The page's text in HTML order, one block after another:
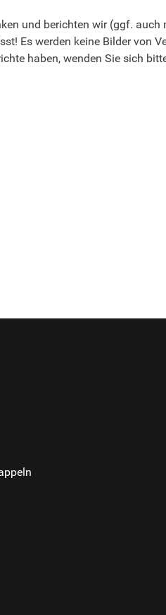
und berichten wir (ggf.
Es werden keine Bilder von
haben, wenden Sie sich